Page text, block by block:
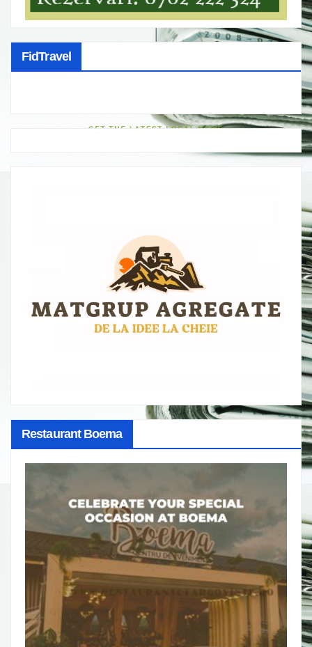
FidTravel
Restaurant Boema